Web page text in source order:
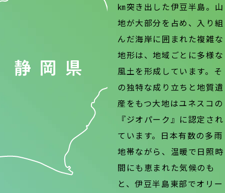
㎞突き出した伊豆半島。山
地が大部分を占め、入り組
んだ海岸に囲まれた複雑な
地形は、地域ごとに多様な
風土を形成しています。そ
の独特な成り立ちと地質遺
産をもつ大地はユネスコの
『ジオパーク』に認定され
ています。日本有数の多雨
地帯ながら、温暖で日照時
間にも恵まれた気候のも
と、伊豆半島東部でオリー